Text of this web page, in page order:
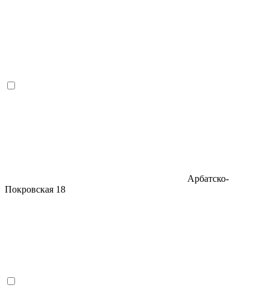
Арбатско-
Покровская 18